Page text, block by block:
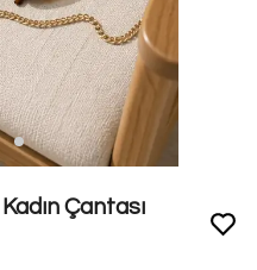
Çantası